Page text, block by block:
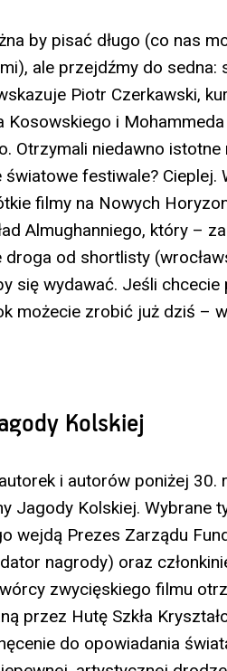
by pisać długo (co nas
ale przejdźmy do sedna:
Piotr Czerkawski,
Kosowskiego i
Otrzymali niedawno
festiwale? Cieplej.
filmy na Nowych
Almughanniego, który –
droga od shortlisty
się wydawać. Jeśli chcecie
możecie zrobić już dziś –
Kolskiej
i autorów poniżej 30.
Jagody Kolskiej. Wybrane
wejdą Prezes Zarządu
nagrody) oraz
zwycięskiego filmu
przez Hutę Szkła
do opowiadania